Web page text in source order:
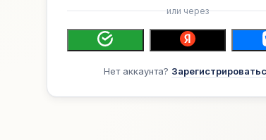
или через
Нет аккаунта?